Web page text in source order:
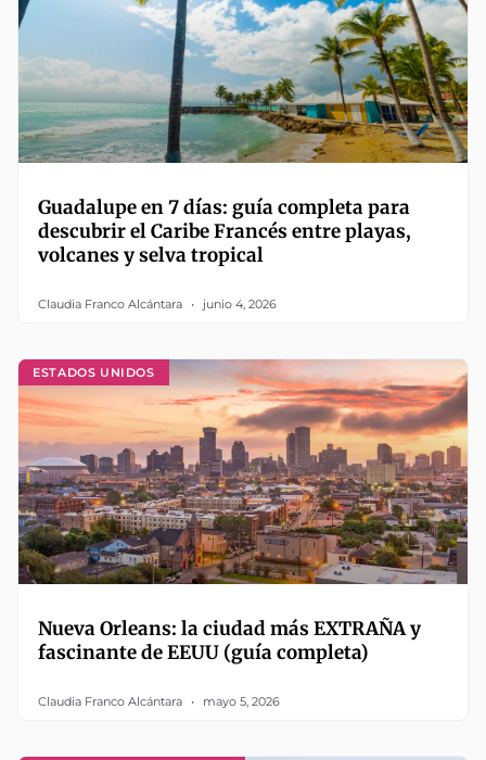
Guadalupe en 7 días: guía completa para
descubrir el Caribe Francés entre playas,
volcanes y selva tropical
Claudia Franco Alcántara junio 4, 2026
ESTADOS UNIDOS
Nueva Orleans: la ciudad más EXTRAÑA y
fascinante de EEUU (guía completa)
Claudia Franco Alcántara mayo 5, 2026